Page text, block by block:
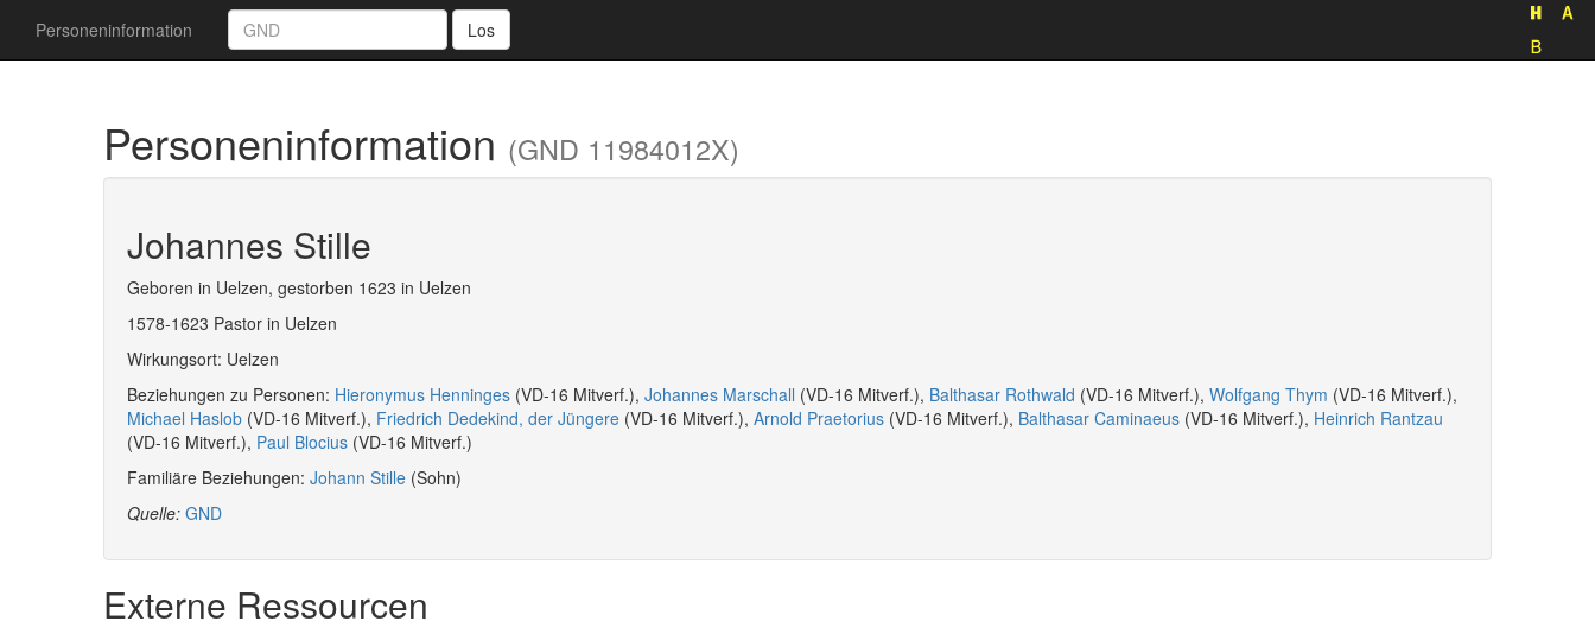
Personeninformation Los
Personeninformation (GND 11984012X)
Johannes Stille
Geboren in Uelzen, gestorben 1623 in Uelzen
1578-1623 Pastor in Uelzen
Wirkungsort: Uelzen
Beziehungen zu Personen: Hieronymus Henninges (VD-16 Mitverf.), Johannes Marschall (VD-16 Mitverf.), Balthasar Rothwald (VD-16 Mitverf.), Wolfgang Thym (VD-16 Mitverf.),
Michael Haslob (VD-16 Mitverf.), Friedrich Dedekind, der Jüngere (VD-16 Mitverf.), Arnold Praetorius (VD-16 Mitverf.), Balthasar Caminaeus (VD-16 Mitverf.), Heinrich Rantzau
(VD-16 Mitverf.), Paul Blocius (VD-16 Mitverf.)
Familiäre Beziehungen: Johann Stille (Sohn)
Quelle: GND
Externe Ressourcen